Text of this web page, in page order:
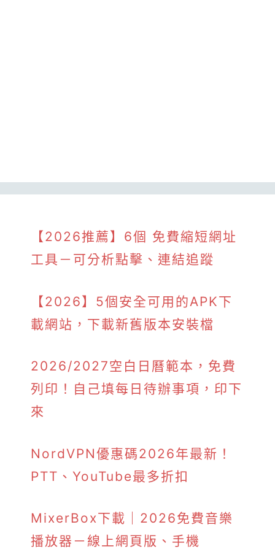
【2026推薦】6個 免費縮短網址
工具－可分析點擊、連結追蹤
【2026】5個安全可用的APK下
載網站，下載新舊版本安裝檔
2026/2027空白日曆範本，免費
列印！自己填每日待辦事項，印下
來
NordVPN優惠碼2026年最新！
PTT、YouTube最多折扣
MixerBox下載｜2026免費音樂
播放器－線上網頁版、手機